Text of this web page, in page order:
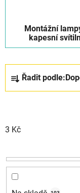
Montážní
kapesní
n
í
r
Řadit podle:
3 Kč